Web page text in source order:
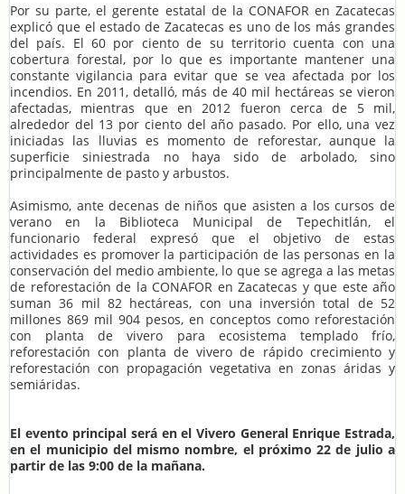
Por su parte, el gerente estatal de la CONAFOR en Zacatecas
explicó que el estado de Zacatecas es uno de los más grandes
del país. El 60 por ciento de su territorio cuenta con una
cobertura forestal, por lo que es importante mantener una
constante vigilancia para evitar que se vea afectada por los
incendios. En 2011, detalló, más de 40 mil hectáreas se vieron
afectadas, mientras que en 2012 fueron cerca de 5 mil,
alrededor del 13 por ciento del año pasado. Por ello, una vez
iniciadas las lluvias es momento de reforestar, aunque la
superficie siniestrada no haya sido de arbolado, sino
principalmente de pasto y arbustos.
Asimismo, ante decenas de niños que asisten a los cursos de
verano en la Biblioteca Municipal de Tepechitlán, el
funcionario federal expresó que el objetivo de estas
actividades es promover la participación de las personas en la
conservación del medio ambiente, lo que se agrega a las metas
de reforestación de la CONAFOR en Zacatecas y que este año
suman 36 mil 82 hectáreas, con una inversión total de 52
millones 869 mil 904 pesos, en conceptos como reforestación
con planta de vivero para ecosistema templado frío,
reforestación con planta de vivero de rápido crecimiento y
reforestación con propagación vegetativa en zonas áridas y
semiáridas.
El evento principal será en el Vivero General Enrique Estrada,
en el municipio del mismo nombre, el próximo 22 de julio a
partir de las 9:00 de la mañana.